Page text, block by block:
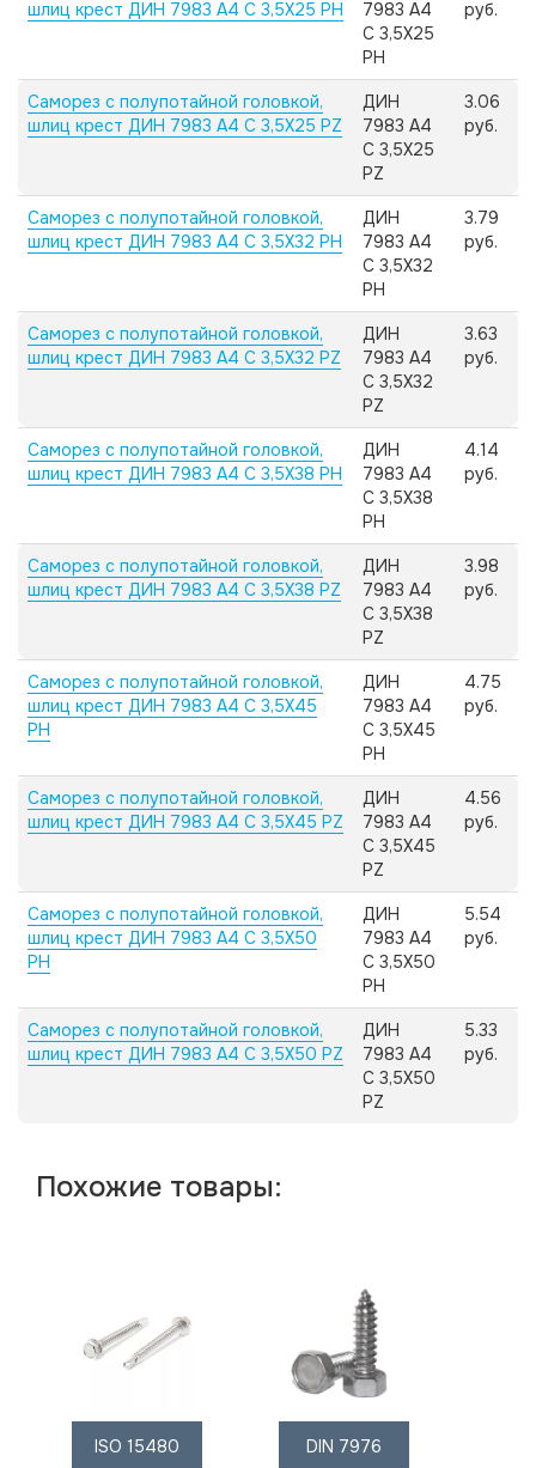
шлиц крест ДИН 7983 А4 C 3,5X25 PH
7983 А4
C 3,5X25
PH
руб.
Саморез с полупотайной головкой,
шлиц крест ДИН 7983 А4 C 3,5X25 PZ
ДИН
7983 А4
C 3,5X25
PZ
3.06
руб.
Саморез с полупотайной головкой,
шлиц крест ДИН 7983 А4 C 3,5X32 PH
ДИН
7983 А4
C 3,5X32
PH
3.79
руб.
Саморез с полупотайной головкой,
шлиц крест ДИН 7983 А4 C 3,5X32 PZ
ДИН
7983 А4
C 3,5X32
PZ
3.63
руб.
Саморез с полупотайной головкой,
шлиц крест ДИН 7983 А4 C 3,5X38 PH
ДИН
7983 А4
C 3,5X38
PH
4.14
руб.
Саморез с полупотайной головкой,
шлиц крест ДИН 7983 А4 C 3,5X38 PZ
ДИН
7983 А4
C 3,5X38
PZ
3.98
руб.
Саморез с полупотайной головкой,
шлиц крест ДИН 7983 А4 C 3,5X45
PH
ДИН
7983 А4
C 3,5X45
PH
4.75
руб.
Саморез с полупотайной головкой,
шлиц крест ДИН 7983 А4 C 3,5X45 PZ
ДИН
7983 А4
C 3,5X45
PZ
4.56
руб.
Саморез с полупотайной головкой,
шлиц крест ДИН 7983 А4 C 3,5X50
PH
ДИН
7983 А4
C 3,5X50
PH
5.54
руб.
Саморез с полупотайной головкой,
шлиц крест ДИН 7983 А4 C 3,5X50 PZ
ДИН
7983 А4
C 3,5X50
PZ
5.33
руб.
Похожие товары:
ISO 15480 DIN 7976